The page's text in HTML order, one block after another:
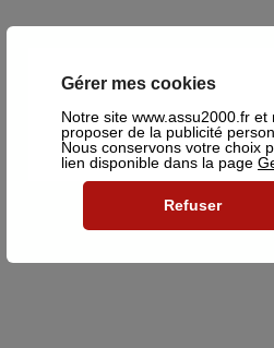
Gérer mes cookies
Notre site www.assu2000.fr
proposer de la publicité
Nous conservons votre choix
lien disponible dans la page
Refuser